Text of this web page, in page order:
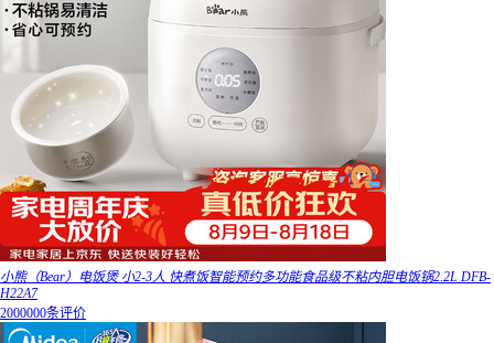
小熊（Bear）电饭煲 小2-3人 快煮饭智能预约多功能食品级不粘内胆电饭锅2.2L DFB-
H22A7
2000000条评价